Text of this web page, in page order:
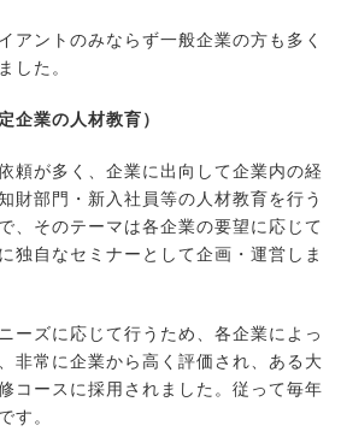
アントのみならず一般企業の方も多く
した。
企業の人材教育）
頼が多く、企業に出向して企業内の経
財部門・新入社員等の人材教育を行う
、そのテーマは各企業の要望に応じて
独自なセミナーとして企画・運営しま
ーズに応じて行うため、各企業によっ
非常に企業から高く評価され、ある大
コースに採用されました。従って毎年
す。